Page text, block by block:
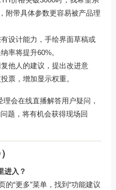
附带具体参数更容易被产品理
有设计能力，手绘界面草稿或
率将提升60%。
复他人的建议，提出改进意
票，增加显示权重。
会在线直播解答用户疑问，
题，将有机会获得现场回
进入？
“更多”菜单，找到“功能建议